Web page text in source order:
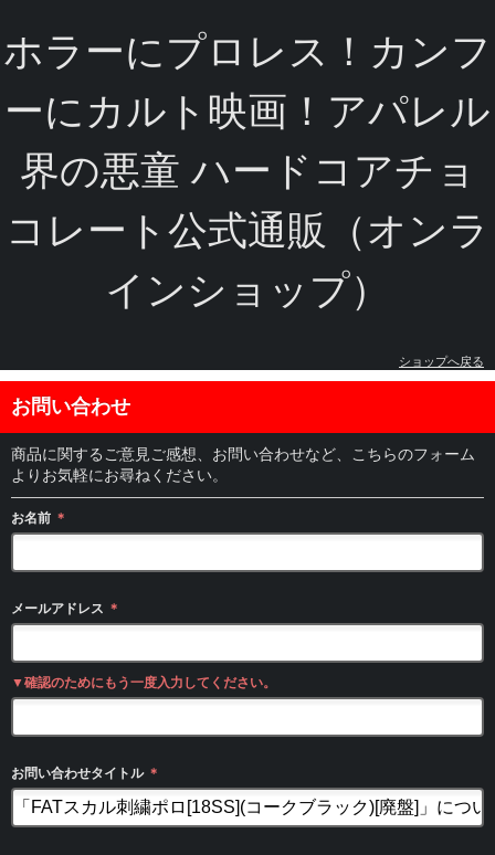
ホラーにプロレス！カンフ
ーにカルト映画！アパレル
界の悪童 ハードコアチョ
コレート公式通販（オンラ
インショップ）
ショップへ戻る
お問い合わせ
商品に関するご意見ご感想、お問い合わせなど、こちらのフォーム
よりお気軽にお尋ねください。
お名前 ＊
メールアドレス ＊
▼確認のためにもう一度入力してください。
お問い合わせタイトル ＊